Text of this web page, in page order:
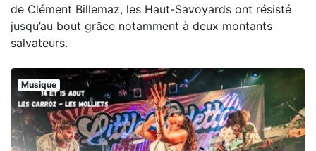
de Clément Billemaz, les Haut-Savoyards ont résisté
jusqu’au bout grâce notamment à deux montants
salvateurs.
Musique